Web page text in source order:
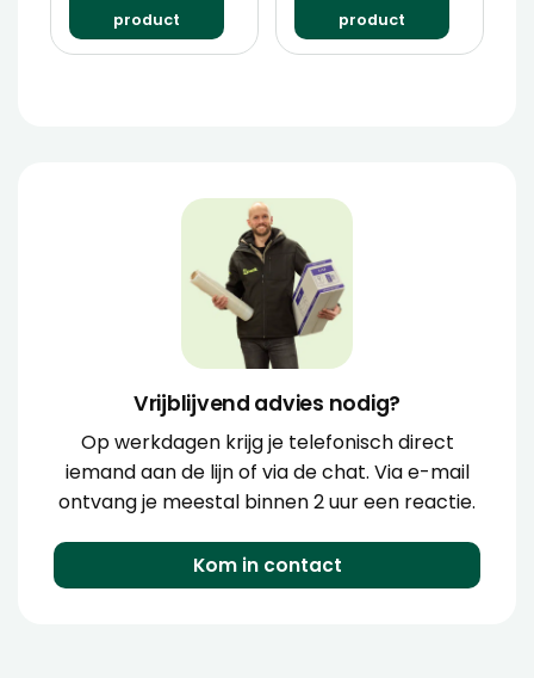
product
product
Vrijblijvend advies nodig?
Op werkdagen krijg je telefonisch direct
iemand aan de lijn of via de chat. Via e-mail
ontvang je meestal binnen 2 uur een reactie.
Kom in contact